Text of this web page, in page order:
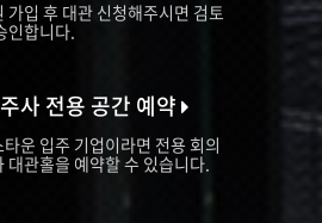
가입 후 대관 신청해주시면 검토
인합니다.
사 전용 공간 예약
타운 입주 기업이라면 전용 회의
대관홀을 예약할 수 있습니다.